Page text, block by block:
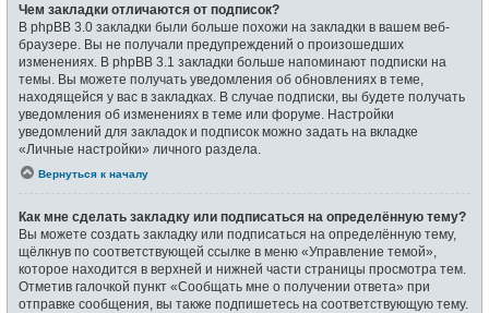
Чем закладки отличаются от подписок?
В phpBB 3.0 закладки были больше похожи на закладки в вашем веб-
браузере. Вы не получали предупреждений о произошедших
изменениях. В phpBB 3.1 закладки больше напоминают подписки на
темы. Вы можете получать уведомления об обновлениях в теме,
находящейся у вас в закладках. В случае подписки, вы будете получать
уведомления об изменениях в теме или форуме. Настройки
уведомлений для закладок и подписок можно задать на вкладке
«Личные настройки» личного раздела.
Вернуться к началу
Как мне сделать закладку или подписаться на определённую тему?
Вы можете создать закладку или подписаться на определённую тему,
щёлкнув по соответствующей ссылке в меню «Управление темой»,
которое находится в верхней и нижней части страницы просмотра тем.
Отметив галочкой пункт «Сообщать мне о получении ответа» при
отправке сообщения, вы также подпишетесь на соответствующую тему.